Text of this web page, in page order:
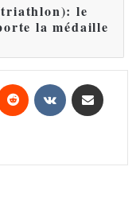
le
la médaille